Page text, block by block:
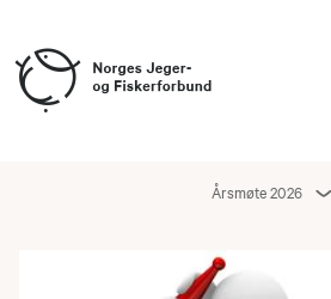
Årsmøte 2026